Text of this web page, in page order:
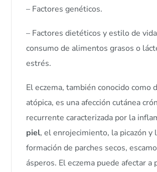
– Factores genéticos.
– Factores dietéticos y estilo de
consumo de alimentos grasos o
estrés.
El eczema, también conocido como
atópica, es una afección cutánea
recurrente caracterizada por la
piel, el enrojecimiento, la picazón y
formación de parches secos,
ásperos. El eczema puede afectar a